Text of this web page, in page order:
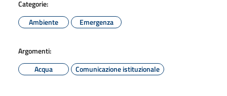
Categorie:
Ambiente
Emergenza
Argomenti:
Acqua
Comunicazione istituzionale